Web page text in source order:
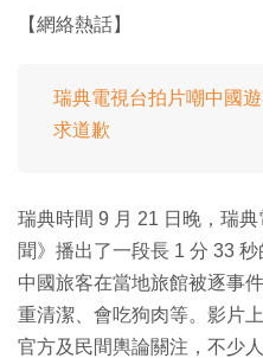
【網絡熱話】
瑞典電視台拍片嘲中國
求道歉
瑞典時間 9 月 21 日晚，瑞
聞》播出了一段長 1 分 33
中國旅客在當地旅館被逐事
重清潔、會吃狗肉等。影片
官方及民間輿論關注，不少